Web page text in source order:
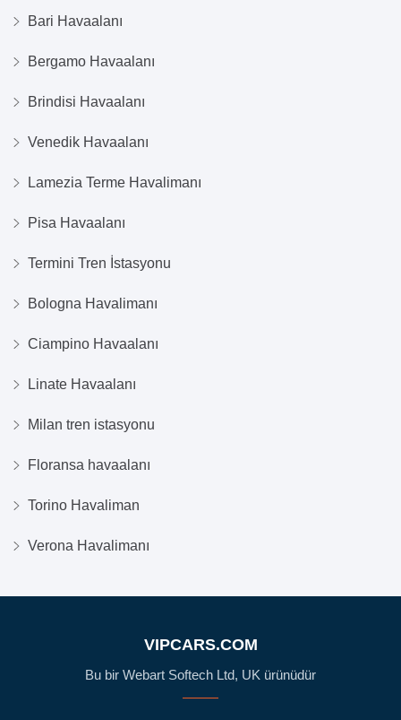
Bari Havaalanı
Bergamo Havaalanı
Brindisi Havaalanı
Venedik Havaalanı
Lamezia Terme Havalimanı
Pisa Havaalanı
Termini Tren İstasyonu
Bologna Havalimanı
Ciampino Havaalanı
Linate Havaalanı
Milan tren istasyonu
Floransa havaalanı
Torino Havaliman
Verona Havalimanı
VIPCARS.COM
Bu bir Webart Softech Ltd, UK ürünüdür